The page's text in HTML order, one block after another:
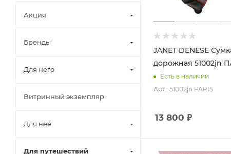
JANET DENESE Сумка
дорожная 51002jn
Есть в наличии
Арт.: 51002jn PARIS
13 800 ₽
Акция
Бренды
Для него
Витринный экземпляр
Для нее
Для путешествий